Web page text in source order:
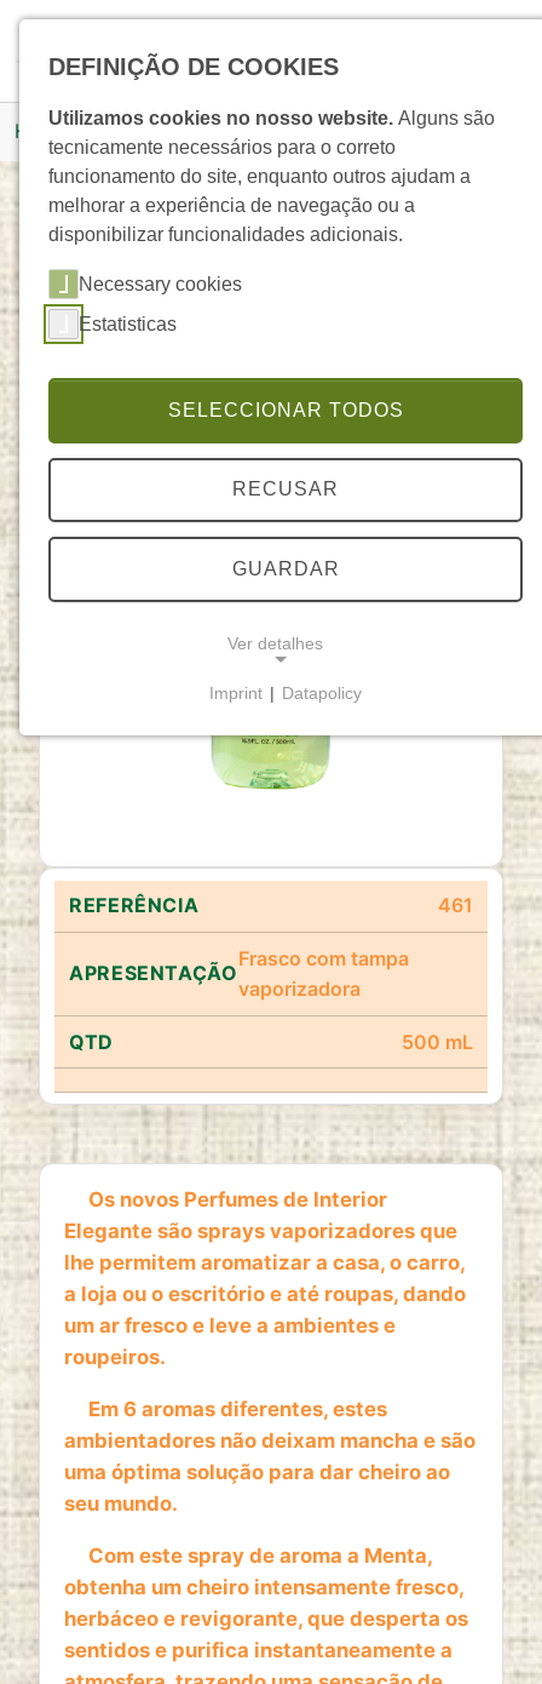
Skip to main navigation
Skip to main content
Skip to page footer
Pesquisar
You are here:
Homepage Produtos Detalhe Produto
Perfume de Interior Menta
ELEGANTE
461
Frasco com tampa
vaporizadora
500 mL
Os novos Perfumes de Interior
Elegante são sprays vaporizadores que
lhe permitem aromatizar a casa, o carro,
a loja ou o escritório e até roupas, dando
um ar fresco e leve a ambientes e
roupeiros.
Em 6 aromas diferentes, estes
ambientadores não deixam mancha e são
uma óptima solução para dar cheiro ao
seu mundo.
Com este spray de aroma a Menta,
obtenha um cheiro intensamente fresco,
herbáceo e revigorante, que desperta os
sentidos e purifica instantaneamente a
DEFINIÇÃO DE COOKIES
Utilizamos cookies no nosso website. Alguns são
tecnicamente necessários para o correto
funcionamento do site, enquanto outros ajudam a
melhorar a experiência de navegação ou a
disponibilizar funcionalidades adicionais.
Necessary cookies
Estatisticas
SELECCIONAR TODOS
RECUSAR
GUARDAR
Ver detalhes
Cookies necessáriospermitem funcionalidades
básicas e são essenciais para o funcionamento
Cookie Consent
Name:
Purpose:
Este cookie armazena as opções de
consentimento selecionadas pelo utilizador.
1 year
ESTATISTICAS
Cookies de estatísticasrecolhem informação de
forma anónima. Estes dados ajudam-nos a
compreender como os visitantes utilizam o nosso
website.
Name:
_ga, _ga_*
Provider:
Purpose:
Análise estatística anónima da utilização do
website
Cookie duration:
Imprint | Datapolicy